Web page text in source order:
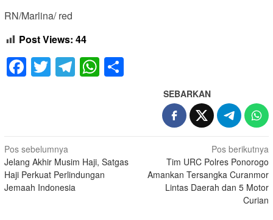
RN/Marlina/ red
Post Views: 44
Facebook
Twitter
Telegram
WhatsApp
SEBARKAN
Navigasi
pos
Pos sebelumnya
Jelang Akhir Musim Haji, Satgas
Haji Perkuat Perlindungan
Jemaah Indonesia
Pos berikutnya
Tim URC Polres Ponorogo
Amankan Tersangka Curanmor
Lintas Daerah dan 5 Motor
Curian